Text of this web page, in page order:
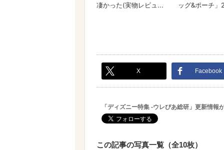
X Facebook
「ディズニー特集 -ウレぴあ総研」更新情報
この記事の写真一覧（全10枚）